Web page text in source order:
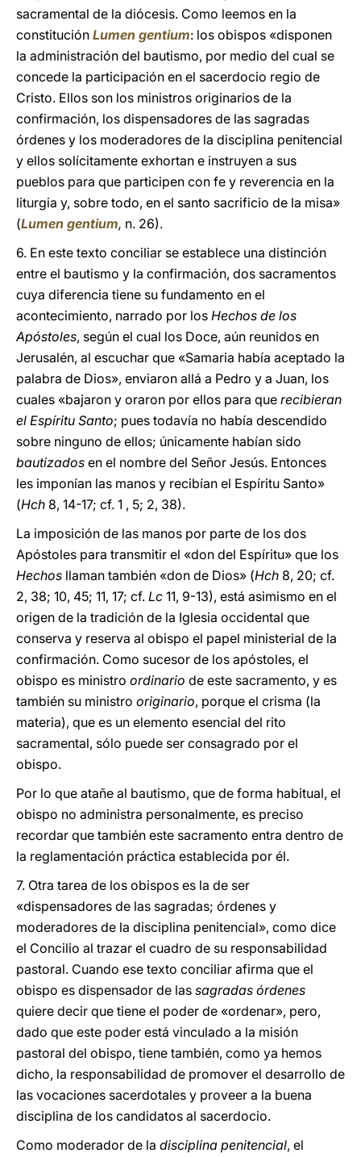
sacramental de la diócesis. Como leemos en la
constitución Lumen gentium: los obispos «disponen
la administración del bautismo, por medio del cual se
concede la participación en el sacerdocio regio de
Cristo. Ellos son los ministros originarios de la
confirmación, los dispensadores de las sagradas
órdenes y los moderadores de la disciplina penitencial
y ellos solícitamente exhortan e instruyen a sus
pueblos para que participen con fe y reverencia en la
liturgia y, sobre todo, en el santo sacrificio de la misa»
(Lumen gentium, n. 26).
6. En este texto conciliar se establece una distinción
entre el bautismo y la confirmación, dos sacramentos
cuya diferencia tiene su fundamento en el
acontecimiento, narrado por los Hechos de los
Apóstoles, según el cual los Doce, aún reunidos en
Jerusalén, al escuchar que «Samaria había aceptado la
palabra de Dios», enviaron allá a Pedro y a Juan, los
cuales «bajaron y oraron por ellos para que recibieran
el Espíritu Santo; pues todavía no había descendido
sobre ninguno de ellos; únicamente habían sido
bautizados en el nombre del Señor Jesús. Entonces
les imponían las manos y recibían el Espíritu Santo»
(Hch 8, 14-17; cf. 1 , 5; 2, 38).
La imposición de las manos por parte de los dos
Apóstoles para transmitir el «don del Espíritu» que los
Hechos llaman también «don de Dios» (Hch 8, 20; cf.
2, 38; 10, 45; 11, 17; cf. Lc 11, 9-13), está asimismo en el
origen de la tradición de la Iglesia occidental que
conserva y reserva al obispo el papel ministerial de la
confirmación. Como sucesor de los apóstoles, el
obispo es ministro ordinario de este sacramento, y es
también su ministro originario, porque el crisma (la
materia), que es un elemento esencial del rito
sacramental, sólo puede ser consagrado por el
obispo.
Por lo que atañe al bautismo, que de forma habitual, el
obispo no administra personalmente, es preciso
recordar que también este sacramento entra dentro de
la reglamentación práctica establecida por él.
7. Otra tarea de los obispos es la de ser
«dispensadores de las sagradas; órdenes y
moderadores de la disciplina penitencial», como dice
el Concilio al trazar el cuadro de su responsabilidad
pastoral. Cuando ese texto conciliar afirma que el
obispo es dispensador de las sagradas órdenes
quiere decir que tiene el poder de «ordenar», pero,
dado que este poder está vinculado a la misión
pastoral del obispo, tiene también, como ya hemos
dicho, la responsabilidad de promover el desarrollo de
las vocaciones sacerdotales y proveer a la buena
disciplina de los candidatos al sacerdocio.
Como moderador de la disciplina penitencial, el